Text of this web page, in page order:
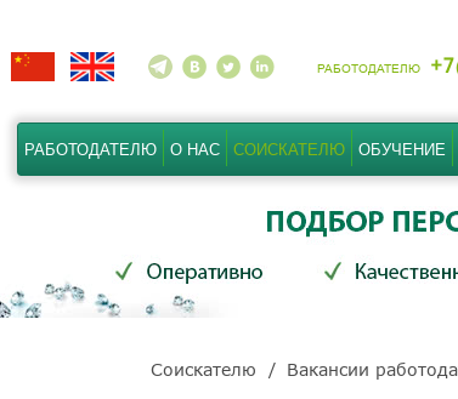
РАБОТОДАТЕЛЮ
РАБОТОДАТЕЛЮ О НАС СОИСКАТЕЛЮ ОБУЧЕНИЕ
Соискателю Вакансии